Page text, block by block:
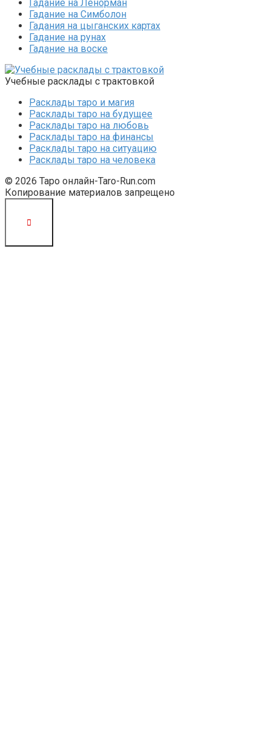
Гадание на Ленорман
Гадание на Симболон
Гадания на цыганских картах
Гадание на рунах
Гадание на воске
Учебные расклады с трактовкой
Расклады таро и магия
Расклады таро на будущее
Расклады таро на любовь
Расклады таро на финансы
Расклады таро на ситуацию
Расклады таро на человека
© 2026 Таро онлайн-Taro-Run.com
Копирование материалов запрещено